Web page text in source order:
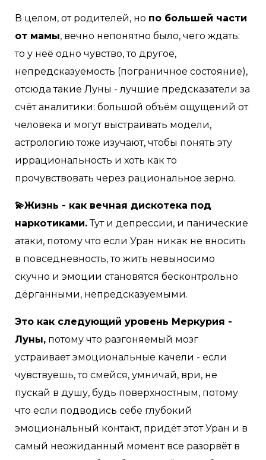
В целом, от родителей, но по большей части
от мамы, вечно непонятно было, чего ждать:
то у неё одно чувство, то другое,
непредсказуемость (пограничное состояние),
отсюда такие Луны - лучшие предсказатели за
счёт аналитики: большой объём ощущений от
человека и могут выстраивать модели,
астрологию тоже изучают, чтобы понять эту
иррациональность и хоть как то
прочувствовать через рациональное зерно.
💫Жизнь - как вечная дискотека под
наркотиками.Тут и депрессии, и панические
атаки, потому что если Уран никак не вносить
в повседневность, то жить невыносимо
скучно и эмоции становятся бесконтрольно
дёрганными, непредсказуемыми.
Это как следующий уровень Меркурия -
Луны, потому что разгоняемый мозг
устраивает эмоциональные качели - если
чувствуешь, то смейся, умничай, ври, не
пускай в душу, будь поверхностным, потому
что если подводись себе глубокий
эмоциональный контакт, придёт этот Уран и в
самый неожиданный момент все разорвёт в